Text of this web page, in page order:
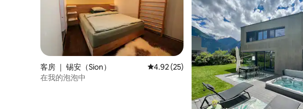
客房 ｜ 锡安（Sion） 平均评分 4.92 分（满分 5 分），共 25 条评价
4.92 (25)
在我的泡泡中